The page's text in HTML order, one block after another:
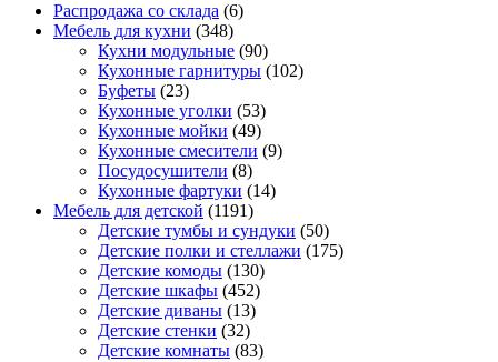
Распродажа со склада (6)
Мебель для кухни (348)
Кухни модульные (90)
Кухонные гарнитуры (102)
Буфеты (23)
Кухонные уголки (53)
Кухонные мойки (49)
Кухонные смесители (9)
Посудосушители (8)
Кухонные фартуки (14)
Мебель для детской (1191)
Детские тумбы и сундуки (50)
Детские полки и стеллажи (175)
Детские комоды (130)
Детские шкафы (452)
Детские диваны (13)
Детские стенки (32)
Детские комнаты (83)